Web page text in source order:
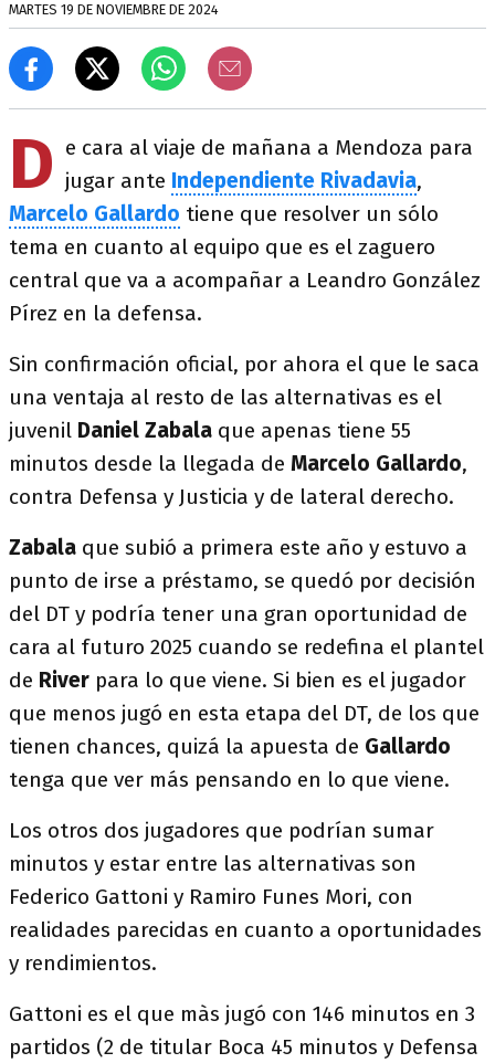
MARTES 19 DE NOVIEMBRE DE 2024
D e cara al viaje de mañana a Mendoza para
jugar ante Independiente Rivadavia,
Marcelo Gallardo tiene que resolver un sólo
tema en cuanto al equipo que es el zaguero
central que va a acompañar a Leandro González
Pírez en la defensa.
Sin confirmación oficial, por ahora el que le saca
una ventaja al resto de las alternativas es el
juvenil Daniel Zabala que apenas tiene 55
minutos desde la llegada de Marcelo Gallardo,
contra Defensa y Justicia y de lateral derecho.
Zabala que subió a primera este año y estuvo a
punto de irse a préstamo, se quedó por decisión
del DT y podría tener una gran oportunidad de
cara al futuro 2025 cuando se redefina el plantel
de River para lo que viene. Si bien es el jugador
que menos jugó en esta etapa del DT, de los que
tienen chances, quizá la apuesta de Gallardo
tenga que ver más pensando en lo que viene.
Los otros dos jugadores que podrían sumar
minutos y estar entre las alternativas son
Federico Gattoni y Ramiro Funes Mori, con
realidades parecidas en cuanto a oportunidades
y rendimientos.
Gattoni es el que màs jugó con 146 minutos en 3
partidos (2 de titular Boca 45 minutos y Defensa